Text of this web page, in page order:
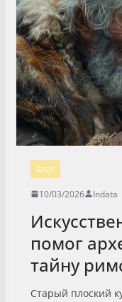
БЛОГ
10/03/2026 Indata
помог
тайну
Старый плоский